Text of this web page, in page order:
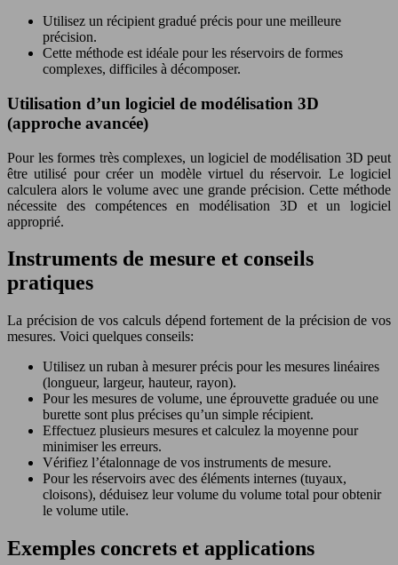
Utilisez un récipient gradué précis pour une meilleure
précision.
Cette méthode est idéale pour les réservoirs de formes
complexes, difficiles à décomposer.
Utilisation d’un logiciel de modélisation 3D
(approche avancée)
Pour les formes très complexes, un logiciel de modélisation 3D peut
être utilisé pour créer un modèle virtuel du réservoir. Le logiciel
calculera alors le volume avec une grande précision. Cette méthode
nécessite des compétences en modélisation 3D et un logiciel
approprié.
Instruments de mesure et conseils
pratiques
La précision de vos calculs dépend fortement de la précision de vos
mesures. Voici quelques conseils:
Utilisez un ruban à mesurer précis pour les mesures linéaires
(longueur, largeur, hauteur, rayon).
Pour les mesures de volume, une éprouvette graduée ou une
burette sont plus précises qu’un simple récipient.
Effectuez plusieurs mesures et calculez la moyenne pour
minimiser les erreurs.
Vérifiez l’étalonnage de vos instruments de mesure.
Pour les réservoirs avec des éléments internes (tuyaux,
cloisons), déduisez leur volume du volume total pour obtenir
le volume utile.
Exemples concrets et applications